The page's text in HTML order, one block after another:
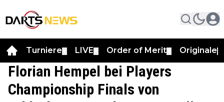
Turniere LIVE Order of Merit Originale
Florian Hempel bei Players
Championship Finals von